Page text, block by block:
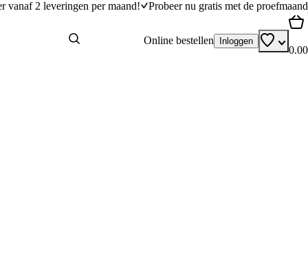
vanaf 2 leveringen per maand! Probeer nu gratis met de proefmaand
Online bestellen Inloggen
0.00